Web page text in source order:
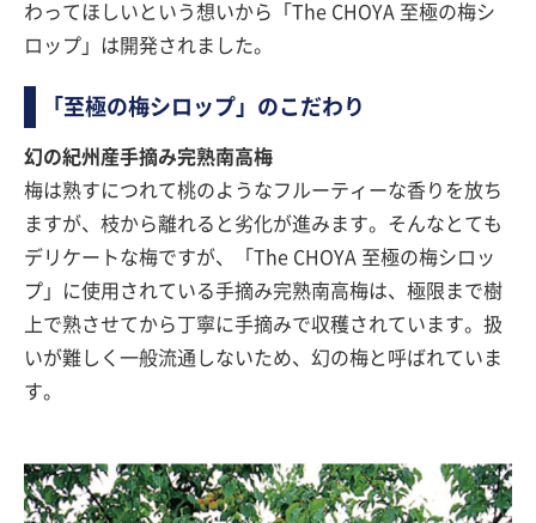
わってほしいという想いから「The CHOYA 至極の梅シ
ロップ」は開発されました。
「至極の梅シロップ」のこだわり
幻の紀州産手摘み完熟南高梅
梅は熟すにつれて桃のようなフルーティーな香りを放ち
ますが、枝から離れると劣化が進みます。そんなとても
デリケートな梅ですが、「The CHOYA 至極の梅シロッ
プ」に使用されている手摘み完熟南高梅は、極限まで樹
上で熟させてから丁寧に手摘みで収穫されています。扱
いが難しく一般流通しないため、幻の梅と呼ばれていま
す。